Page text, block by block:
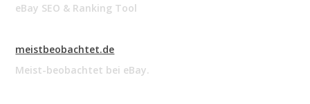
eBay SEO & Ranking Tool
meistbeobachtet.de
Meist-beobachtet bei eBay.